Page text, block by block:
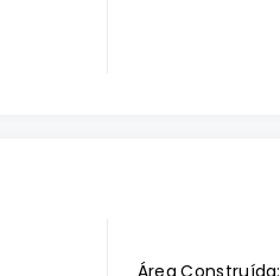
Área Construída: